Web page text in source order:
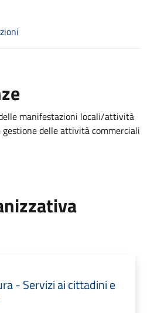
manifestazioni locali/attività
delle attività commerciali
- Servizi ai cittadini e